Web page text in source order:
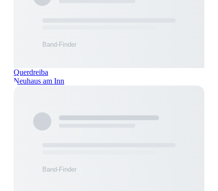
Querdreiba
Neuhaus am Inn